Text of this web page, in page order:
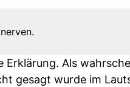
Als
gesagt wurde im